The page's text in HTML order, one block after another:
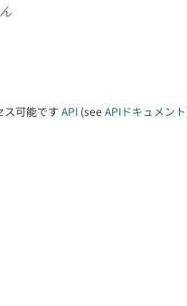
ス可能です API (see APIドキュメント